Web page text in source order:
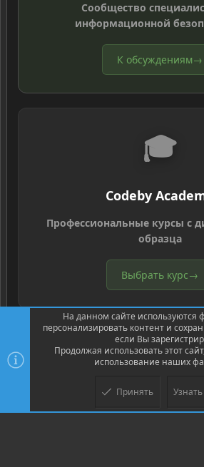
Сообщество
информационной
К обсуждениям→
🎓
Codeby
Профессиональные курсы с
образца
Выбрать курс→
Community platform by XenForo ® © 2010-
© Jason Axelrod of 8WAYRUN
На данном сайте используются
персонализировать контент и
если Вы
Продолжая использовать этот
использование наших
Принять